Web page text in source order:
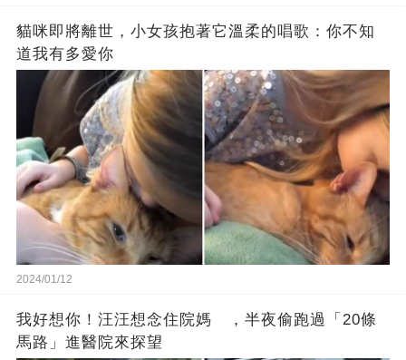
貓咪即將離世，小女孩抱著它溫柔的唱歌：你不知
道我有多愛你
2024/01/12
我好想你！汪汪想念住院媽 ，半夜偷跑過「20條
馬路」進醫院來探望